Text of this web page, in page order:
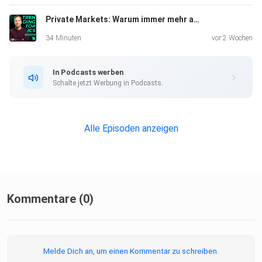
legen
Private Markets: Warum immer mehr außerhalb der Börse investiert wird
34 Minuten vor 2 Wochen
In Podcasts werben
Schalte jetzt Werbung in Podcasts.
Alle Episoden anzeigen
Kommentare (0)
Melde Dich an, um einen Kommentar zu schreiben.